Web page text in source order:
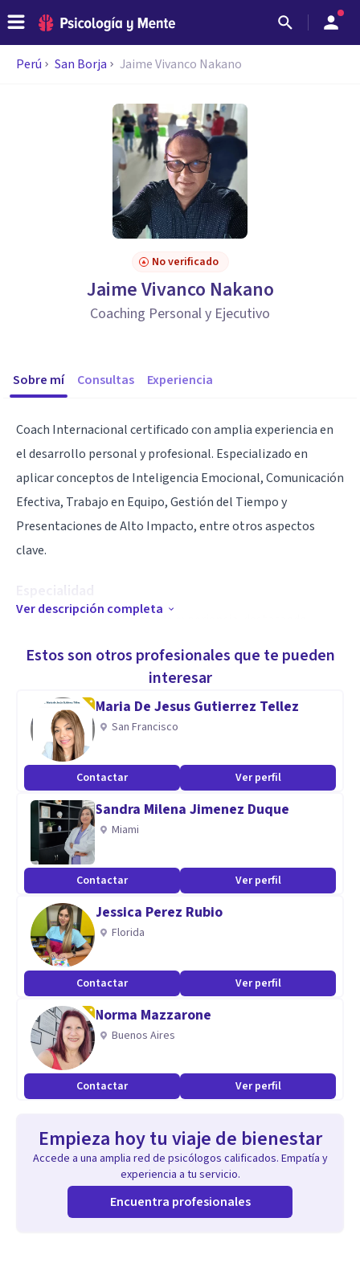
Perú San Borja Jaime Vivanco Nakano
No verificado
Jaime Vivanco Nakano
Coaching Personal y Ejecutivo
Sobre mí Consultas Experiencia
Coach Internacional certificado con amplia experiencia en
el desarrollo personal y profesional. Especializado en
aplicar conceptos de Inteligencia Emocional, Comunicación
Efectiva, Trabajo en Equipo, Gestión del Tiempo y
Presentaciones de Alto Impacto, entre otros aspectos
clave.
Especialidad
Coach con más de 25 años de experiencia, destacando
conocimiento para internalizar herramientas que generen
meticuloso de resultados basado en planes de acción
establecidos. Validación exhaustiva de los resultados,
evaluando el impacto del proceso de coaching tanto en la
vida personal como laboral.
Aptitudes
Fomento cambios positivos con impacto en la vida
personal y profesional. Estimulo el análisis crítico del
coachee para que desarrolle la capacidad de ajustar el
rumbo de sus planes de acción de manera efectiva.
Ver descripción completa
Estos son otros profesionales que te pueden
interesar
Maria De Jesus Gutierrez Tellez
San Francisco
Contactar Ver perfil
Sandra Milena Jimenez Duque
Miami
Contactar Ver perfil
Jessica Perez Rubio
Florida
Contactar Ver perfil
Norma Mazzarone
Buenos Aires
Contactar Ver perfil
Empieza hoy tu viaje de bienestar
Accede a una amplia red de psicólogos calificados. Empatía y
experiencia a tu servicio.
Encuentra profesionales